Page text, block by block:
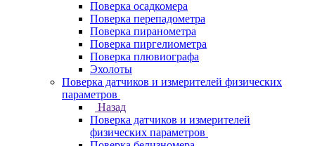
Поверка осадкомера
Поверка перепадометра
Поверка пиранометра
Поверка пиргелиометра
Поверка плювиографа
Эхолоты
Поверка датчиков и измерителей физических
параметров
Назад
Поверка датчиков и измерителей
физических параметров